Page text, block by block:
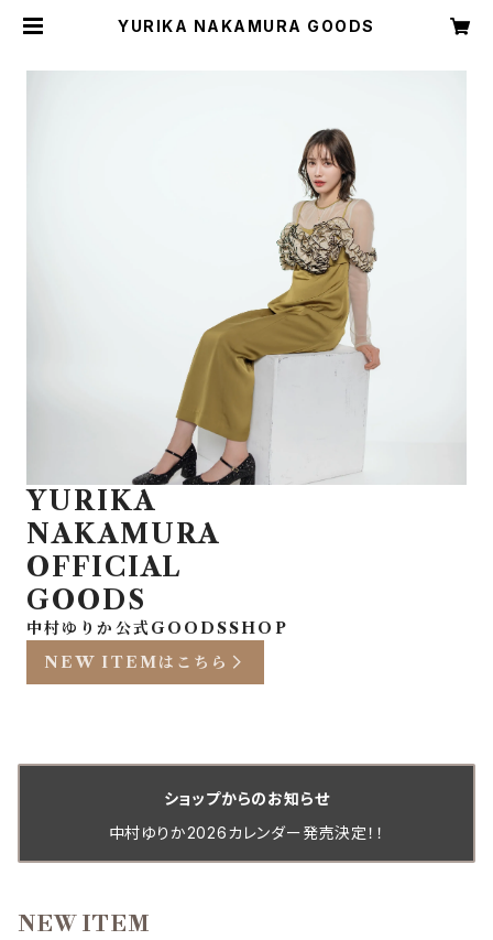
YURIKA NAKAMURA GOODS
YURIKA
NAKAMURA
OFFICIAL
GOODS
中村ゆりか公式GOODSSHOP
NEW ITEMはこちら
ショップからのお知らせ
中村ゆりか2026カレンダー発売決定！！
NEW ITEM